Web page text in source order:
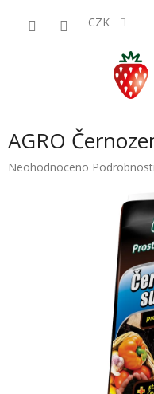
CZK
AGRO
Průměrné
Neohodnoceno